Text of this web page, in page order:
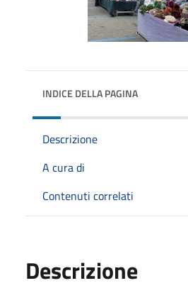
INDICE DELLA PAGINA
Descrizione
A cura di
Contenuti correlati
Descrizione